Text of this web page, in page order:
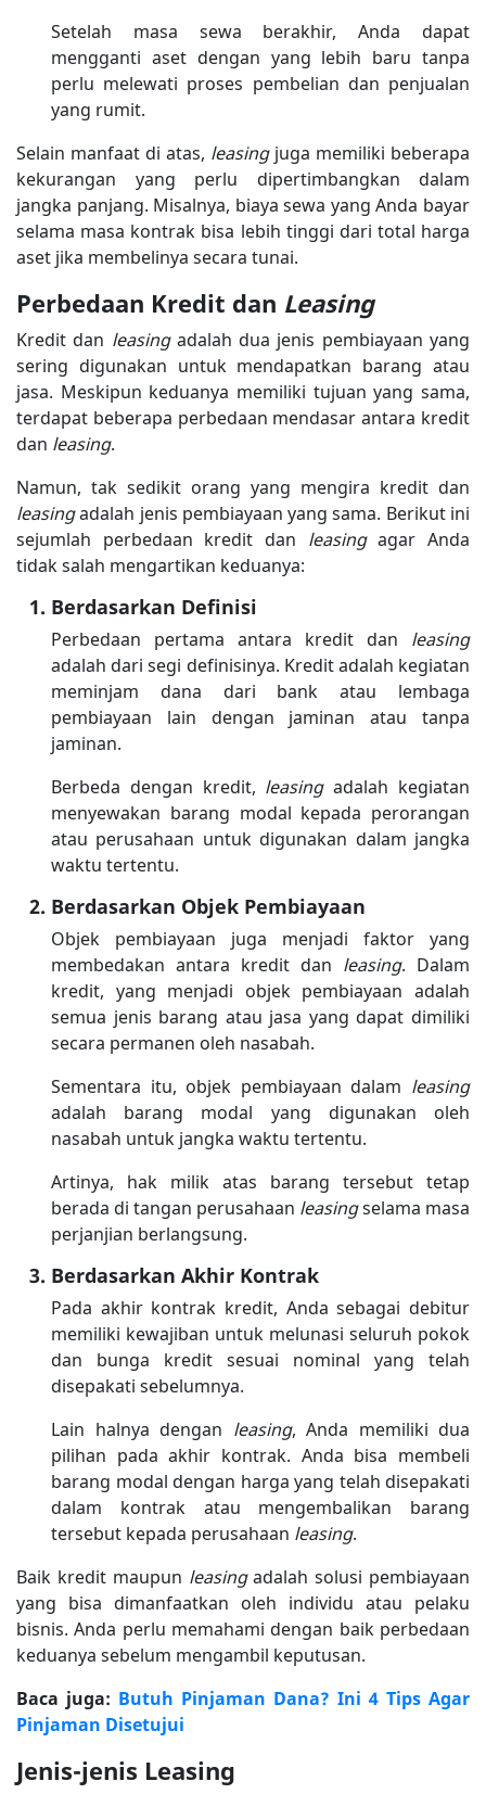
Setelah masa sewa berakhir, Anda dapat
mengganti aset dengan yang lebih baru tanpa
perlu melewati proses pembelian dan penjualan
yang rumit.
Selain manfaat di atas, leasing juga memiliki beberapa
kekurangan yang perlu dipertimbangkan dalam
jangka panjang. Misalnya, biaya sewa yang Anda bayar
selama masa kontrak bisa lebih tinggi dari total harga
aset jika membelinya secara tunai.
Perbedaan Kredit dan Leasing
Kredit dan leasing adalah dua jenis pembiayaan yang
sering digunakan untuk mendapatkan barang atau
jasa. Meskipun keduanya memiliki tujuan yang sama,
terdapat beberapa perbedaan mendasar antara kredit
dan leasing.
Namun, tak sedikit orang yang mengira kredit dan
leasingadalah jenis pembiayaan yang sama. Berikut ini
sejumlah perbedaan kredit dan leasingagar Anda
tidak salah mengartikan keduanya:
Berdasarkan Definisi
Perbedaan pertama antara kredit dan leasing
adalah dari segi definisinya. Kredit adalah kegiatan
meminjam dana dari bank atau lembaga
pembiayaan lain dengan jaminan atau tanpa
jaminan.
Berbeda dengan kredit, leasingadalah kegiatan
menyewakan barang modal kepada perorangan
atau perusahaan untuk digunakan dalam jangka
waktu tertentu.
Berdasarkan Objek Pembiayaan
Objek pembiayaan juga menjadi faktor yang
membedakan antara kredit dan leasing. Dalam
kredit, yang menjadi objek pembiayaan adalah
semua jenis barang atau jasa yang dapat dimiliki
secara permanen oleh nasabah.
Sementara itu, objek pembiayaan dalam leasing
adalah barang modal yang digunakan oleh
nasabah untuk jangka waktu tertentu.
Artinya, hak milik atas barang tersebut tetap
berada di tangan perusahaan leasingselama masa
perjanjian berlangsung.
Berdasarkan Akhir Kontrak
Pada akhir kontrak kredit, Anda sebagai debitur
memiliki kewajiban untuk melunasi seluruh pokok
dan bunga kredit sesuai nominal yang telah
disepakati sebelumnya.
Lain halnya dengan leasing, Anda memiliki dua
pilihan pada akhir kontrak. Anda bisa membeli
barang modal dengan harga yang telah disepakati
dalam kontrak atau mengembalikan barang
tersebut kepada perusahaan leasing.
Baik kredit maupun leasingadalah solusi pembiayaan
yang bisa dimanfaatkan oleh individu atau pelaku
bisnis. Anda perlu memahami dengan baik perbedaan
keduanya sebelum mengambil keputusan.
Baca juga: Butuh Pinjaman Dana? Ini 4 Tips Agar
Pinjaman Disetujui
Jenis-jenis Leasing